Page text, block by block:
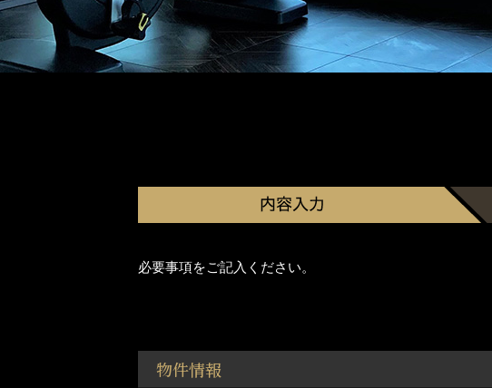
必要事項をご記入ください。
物件情報